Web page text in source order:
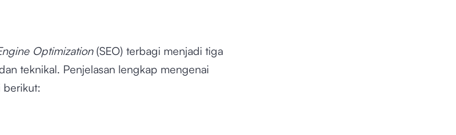
Optimization(SEO) terbagi menjadi tiga
teknikal. Penjelasan lengkap mengenai
berikut: